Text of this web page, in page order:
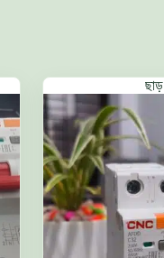
ছাড়